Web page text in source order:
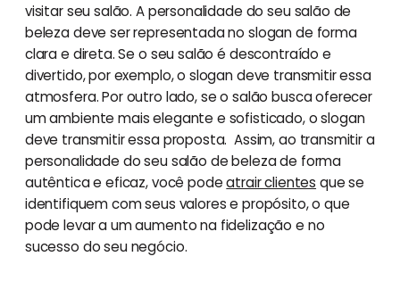
visitar seu salão. A personalidade do seu salão de
beleza deve ser representada no slogan de forma
clara e direta. Se o seu salão é descontraído e
divertido, por exemplo, o slogan deve transmitir essa
atmosfera. Por outro lado, se o salão busca oferecer
um ambiente mais elegante e sofisticado, o slogan
deve transmitir essa proposta. Assim, ao transmitir a
personalidade do seu salão de beleza de forma
autêntica e eficaz, você podeatrair clientes que se
identifiquem com seus valores e propósito, o que
pode levar a um aumento na fidelização e no
sucesso do seu negócio.